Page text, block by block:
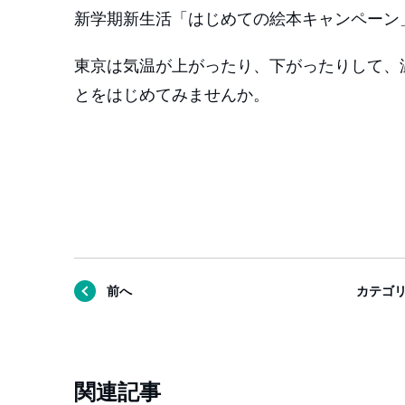
新学期新生活「はじめての絵本キャンペー
東京は気温が上がったり、下がったりして
とをはじめてみませんか。
前へ カテゴ
関連記事